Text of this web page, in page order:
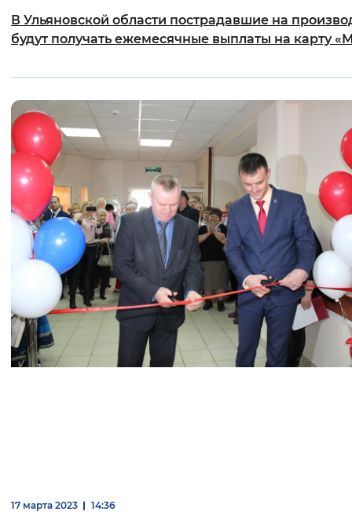
В Ульяновской области пострадавшие на
будут получать ежемесячные выплаты на карту
17 марта 2023 14:36